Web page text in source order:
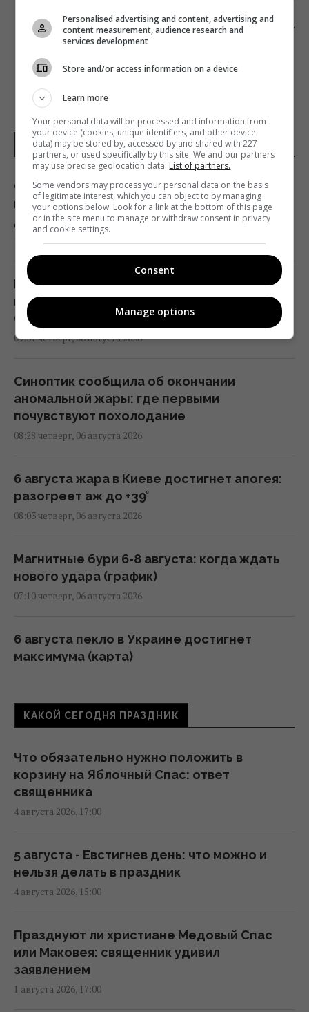
ПРЕМИЮ ИМЕНИ САХАРОВА ПРИСУДИЛИ
ОЛЕГУ СЕНЦОВУ
ПОГОДА НА ЗАВТРА
Синоптик назвала области, которые
первыми накроет непогода и
долгожданное похолодание
После аномальной жары в Украину
ворвутся грозы, шквалы и град, - синоптик
(карта)
09:31 четверг, 06 августа 2026
Синоптик сообщила об окончании
аномальной жары: где первыми
почувствуют похолодание
08:28 четверг, 06 августа 2026
6 августа жара в Киеве достигнет апогея:
разогреет аж до +39°
08:03 четверг, 06 августа 2026
Магнитные бури 6-8 августа: когда ждать
нового удара (график)
07:10 четверг, 06 августа 2026
6 августа пекло в Украине достигнет
максимума (карта)
Глобальное потепление может превысить
месяцы, – ученый
20:52 среда, 05 августа 2026
Эль-Ниньо может привести к голоду в 45
предупреждение
16:57 среда, 05 августа 2026
жары, - синоптик Диденко
14:48 среда, 05 августа 2026
Таинственные молнии вспыхивают под
КАКОЙ СЕГОДНЯ ПРАЗДНИК
Что обязательно нужно положить в
корзину на Яблочный Спас: ответ
священника
4 августа 2026, 17:00
5 августа - Евстигнев день: что можно и
нельзя делать в праздник
4 августа 2026, 15:00
Празднуют ли христиане Медовый Спас
или Маковея: священник удивил
заявлением
1 августа 2026, 17:00
Personalised advertising and content, advertising and
content measurement, audience research and
services development
Store and/or access information on a device
Learn more
Your personal data will be processed and information from
your device (cookies, unique identifiers, and other device
data) may be stored by, accessed by and shared with 227
partners, or used specifically by this site. We and our partners
may use precise geolocation data. List of partners.
Some vendors may process your personal data on the basis
of legitimate interest, which you can object to by managing
your options below. Look for a link at the bottom of this page
or in the site menu to manage or withdraw consent in privacy
and cookie settings.
Consent
Manage options